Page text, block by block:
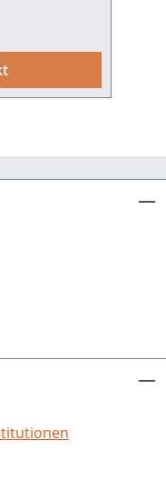
viele
die heute
in über 100
Siedlungen
der
und der
und der
Wie man
Freizeit
pflegt, zeigt
Preis: